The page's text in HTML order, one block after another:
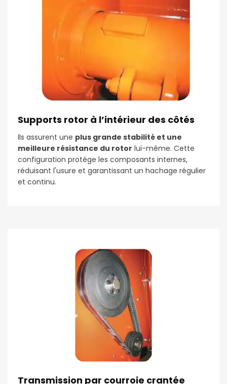
Supports rotor à l’intérieur des côtés
Ils assurent une plus grande stabilité et une
meilleure résistance du rotor lui-même. Cette
configuration protège les composants internes,
réduisant l'usure et garantissant un hachage régulier
et continu.
Transmission par courroie crantée